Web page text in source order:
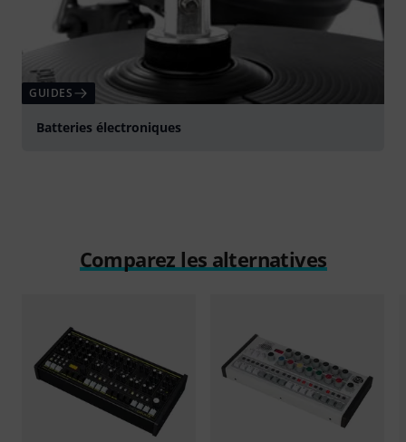
GUIDES
Batteries électroniques
Comparez les alternatives